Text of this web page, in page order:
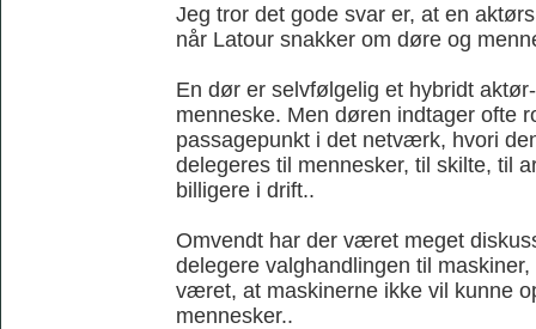
Jeg tror det gode svar er, at en
når Latour snakker om døre og
En dør er selvfølgelig et hybridt
menneske. Men døren indtager ofte
passagepunkt i det netværk, hvori
delegeres til mennesker, til skilte, til
billigere i drift..
Omvendt har der været meget
delegere valghandlingen til
været, at maskinerne ikke vil kunne
mennesker..